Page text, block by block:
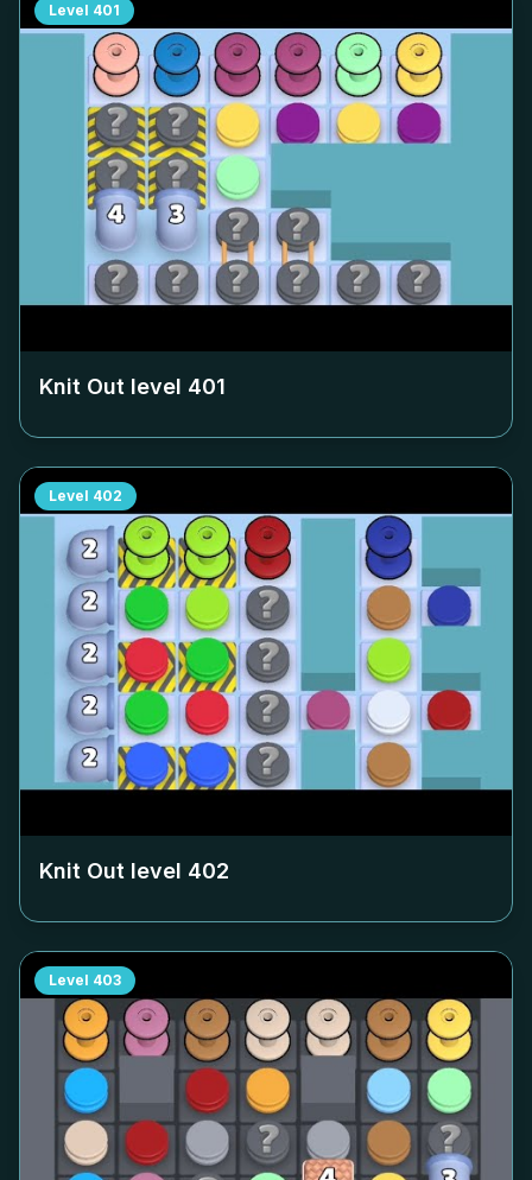
Level 401
Knit Out level 401
Level 402
Knit Out level 402
Level 403